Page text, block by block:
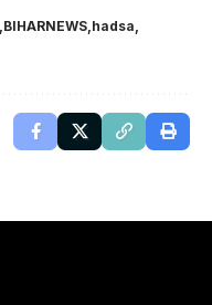
BIHARNEWS hadsa